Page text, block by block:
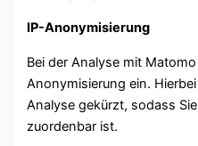
IP-Anonymisierung
Bei der Analyse mit
Anonymisierung ein.
Analyse gekürzt, sodass
zuordenbar ist.